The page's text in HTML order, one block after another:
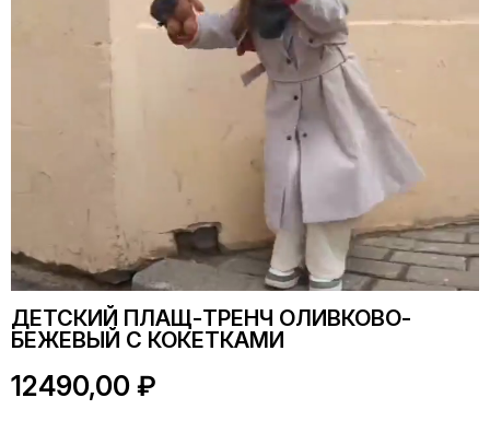
ДЕТСКИЙ ПЛАЩ-ТРЕНЧ ОЛИВКОВО-
БЕЖЕВЫЙ С КОКЕТКАМИ
12490,00 ₽